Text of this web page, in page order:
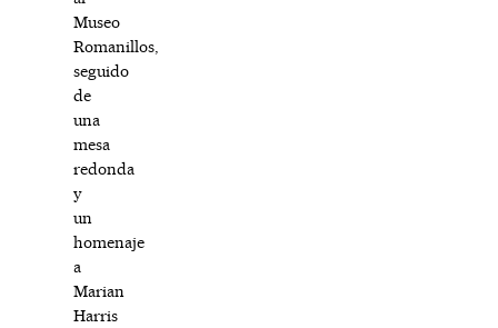
Museo
Romanillos,
seguido
de
una
mesa
redonda
y
un
homenaje
a
Marian
Harris